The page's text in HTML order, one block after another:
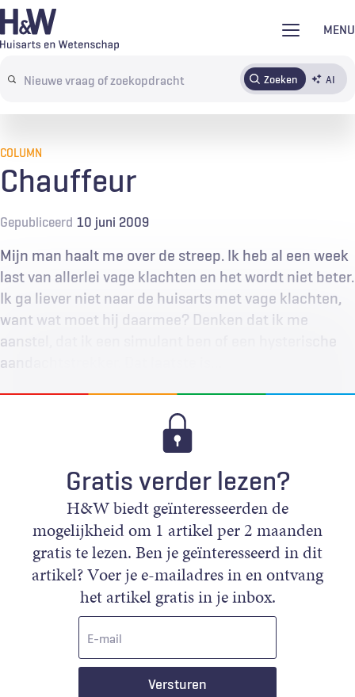
Overslaan
en
de
MENU
Search
terms
Zoeken AI
AbonnerenTijdschrift Inloggen
COLUMN
Chauffeur
Gepubliceerd 10 juni 2009
Mijn man haalt me over de streep. Ik heb al een week
last van allerlei vage klachten en het wordt niet beter.
Ik ga liever niet naar de huisarts met vage klachten,
want wat moet hij daarmee? Denken dat ik me
aanstel, dat ik een simulant ben of een hysterische
aandachtstrekker. Dat laatste is…
Gratis verder lezen?
H&W biedt geïnteresseerden de
mogelijkheid om 1 artikel per 2 maanden
gratis te lezen. Ben je geïnteresseerd in dit
artikel? Voer je e-mailadres in en ontvang
het artikel gratis in je inbox.